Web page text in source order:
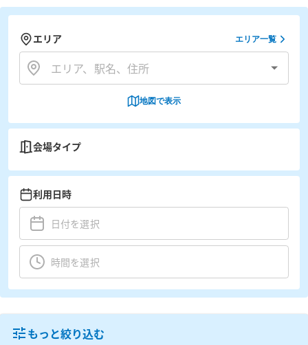
エリア エリア一覧
地図で表示
会場タイプ
利用日時
もっと絞り込む